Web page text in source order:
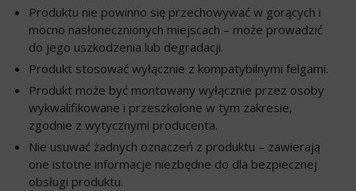
Produktu nie powinno się przechowywać w gorących i
mocno nasłonecznionych miejscach – może prowadzić
do jego uszkodzenia lub degradacji.
Produkt stosować wyłącznie z kompatybilnymi felgami.
Produkt może być montowany wyłącznie przez osoby
wykwalifikowane i przeszkolone w tym zakresie,
zgodnie z wytycznymi producenta.
Nie usuwać żadnych oznaczeń z produktu – zawierają
one istotne informacje niezbędne do dla bezpiecznej
obsługi produktu.